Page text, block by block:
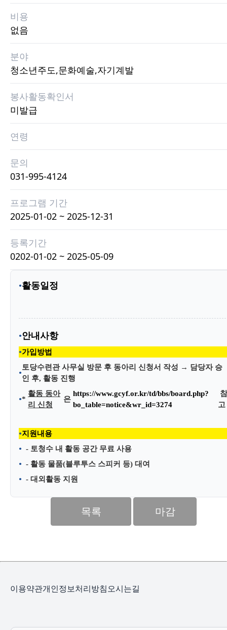
비용
없음
분야
청소년주도,문화예술,자기계발
봉사활동확인서
미발급
연령
문의
031-995-4124
프로그램 기간
2025-01-02 ~ 2025-12-31
등록기간
0202-01-02 ~ 2025-05-09
활동일정
안내사항
가입방법
토당수련관 사무실 방문 후 동아리 신청서 작성 → 담당자 승
인 후, 활동 진행
*
활동 동아
리 신청
은
https://www.gcyf.or.kr/td/bbs/board.php?
bo_table=notice&wr_id=3274
고
지원내용
- 토청수 내 활동 공간 무료 사용
- 활동 물품(블루투스 스피커 등) 대여
- 대외활동 지원
목록 마감
이용약관개인정보처리방침오시는길